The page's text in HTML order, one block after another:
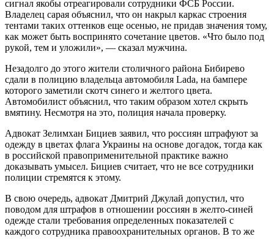
сигнал якобы отреагировали сотрудники ФСБ России.
Владелец сарая объяснил, что он накрыл каркас строения
тентами таких оттенков еще осенью, не придав значения тому,
как может быть воспринято сочетание цветов. «Что было под
рукой, тем и уложили», — сказал мужчина.
Незадолго до этого жители столичного района Бибирево
сдали в полицию владельца автомобиля Lada, на бампере
которого заметили скотч синего и желтого цвета.
Автомобилист объяснил, что таким образом хотел скрыть
вмятину. Несмотря на это, полиция начала проверку.
Адвокат Зелимхан Бициев заявил, что россиян штрафуют за
одежду в цветах флага Украины на основе догадок, тогда как
в российской правоприменительной практике важно
доказывать умысел. Бициев считает, что не все сотрудники
полиции стремятся к этому.
В свою очередь, адвокат Дмитрий Джулай допустил, что
поводом для штрафов в отношении россиян в желто-синей
одежде стали требования определенных показателей с
каждого сотрудника правоохранительных органов. В то же